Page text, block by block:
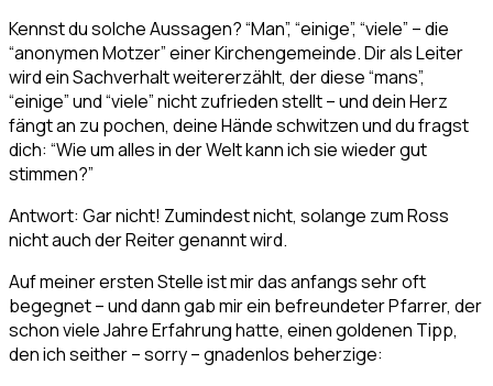
Kennst du solche Aussagen? “Man”, “einige”, “viele” – die
“anonymen Motzer” einer Kirchengemeinde. Dir als Leiter
wird ein Sachverhalt weitererzählt, der diese “mans”,
“einige” und “viele” nicht zufrieden stellt – und dein Herz
fängt an zu pochen, deine Hände schwitzen und du fragst
dich: “Wie um alles in der Welt kann ich sie wieder gut
stimmen?”
Antwort: Gar nicht! Zumindest nicht, solange zum Ross
nicht auch der Reiter genannt wird.
Auf meiner ersten Stelle ist mir das anfangs sehr oft
begegnet – und dann gab mir ein befreundeter Pfarrer, der
schon viele Jahre Erfahrung hatte, einen goldenen Tipp,
den ich seither – sorry – gnadenlos beherzige: